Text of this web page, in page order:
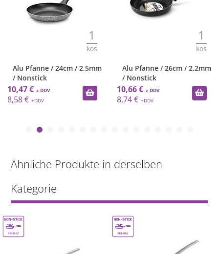
1
kos
Alu Pfanne / 24cm / 2,5mm
/ Nonstick
10,47 €
8,58 €
1
kos
Alu Pfanne / 26cm / 2,2mm
/ Nonstick
10,66 €
8,74 €
Ähnliche Produkte in derselben
Kategorie